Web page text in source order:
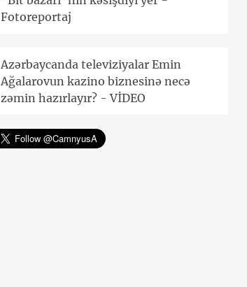
Fotoreportaj
Azərbaycanda televiziyalar Emin
Ağalarovun kazino biznesinə necə
zəmin hazırlayır? - VİDEO